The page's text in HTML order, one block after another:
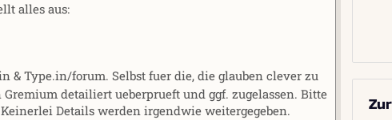
alles aus:
& Type.in/forum. Selbst fuer die, die glauben clever zu
detailiert ueberprueft und ggf. zugelassen. Bitte
Details werden irgendwie weitergegeben.